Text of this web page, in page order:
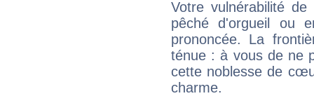
Votre vulnérabilité
pêché d'orgueil ou
prononcée. La
ténue : à vous de ne
cette noblesse de
charme.